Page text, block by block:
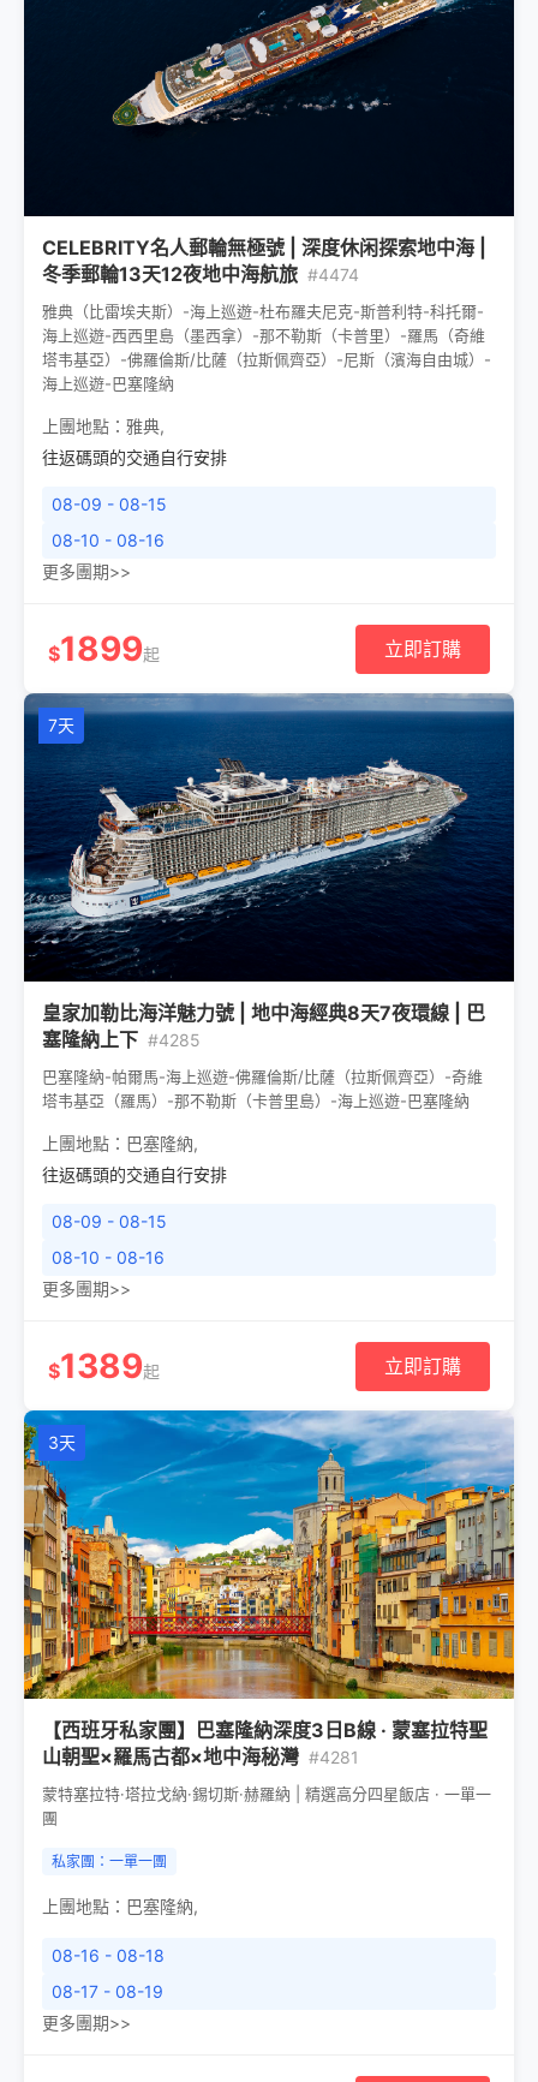
CELEBRITY名人郵輪無極號 | 深度休闲探索地中海 |
冬季郵輪13天12夜地中海航旅 #4474
雅典（比雷埃夫斯）-海上巡遊-杜布羅夫尼克-斯普利特-科托爾-
海上巡遊-西西里島（墨西拿）-那不勒斯（卡普里）-羅馬（奇維
塔韦基亞）-佛羅倫斯/比薩（拉斯佩齊亞）-尼斯（濱海自由城）-
海上巡遊-巴塞隆納
上團地點： 雅典,
往返碼頭的交通自行安排
08-09 - 08-15
08-10 - 08-16
更多團期>>
$1899起 立即訂購
7天
皇家加勒比海洋魅力號 | 地中海經典8天7夜環線 | 巴
塞隆納上下 #4285
巴塞隆納-帕爾馬-海上巡遊-佛羅倫斯/比薩（拉斯佩齊亞）-奇維
塔韦基亞（羅馬）-那不勒斯（卡普里島）-海上巡遊-巴塞隆納
上團地點： 巴塞隆納,
往返碼頭的交通自行安排
08-09 - 08-15
08-10 - 08-16
更多團期>>
$1389起 立即訂購
3天
【西班牙私家團】巴塞隆納深度3日B線 · 蒙塞拉特聖
山朝聖×羅馬古都×地中海秘灣 #4281
蒙特塞拉特·塔拉戈納·錫切斯·赫羅納 | 精選高分四星飯店 · 一單一
團
私家團：一單一團
上團地點： 巴塞隆納,
08-16 - 08-18
08-17 - 08-19
更多團期>>